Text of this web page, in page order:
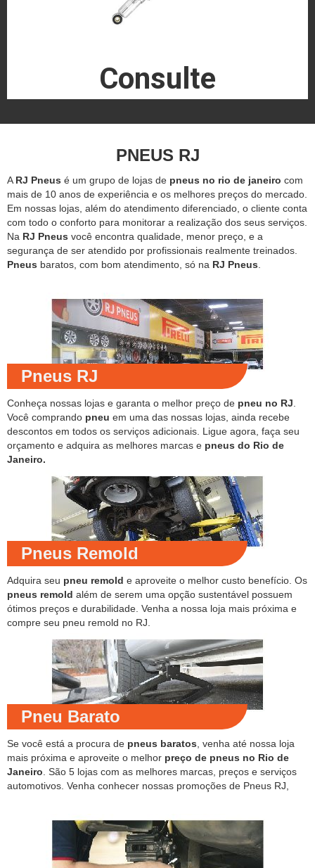
Consulte
PNEUS RJ
A RJ Pneus é um grupo de lojas de pneus no rio de janeiro com
mais de 10 anos de experiência e os melhores preços do mercado.
Em nossas lojas, além do atendimento diferenciado, o cliente conta
com todo o conforto para monitorar a realização dos seus serviços.
Na RJ Pneus você encontra qualidade, menor preço, e a
segurança de ser atendido por profissionais realmente treinados.
Pneus baratos, com bom atendimento, só na RJ Pneus
Pneus RJ
Conheça nossas lojas e garanta o melhor preço de pneu no RJ
Você comprando pneu em uma das nossas lojas, ainda recebe
descontos em todos os serviços adicionais. Ligue agora, faça seu
orçamento e adquira as melhores marcas e pneus do Rio de
Janeiro.
Pneus Remold
Adquira seu pneu remold e aproveite o melhor custo benefício. Os
pneus remold além de serem uma opção sustentável possuem
ótimos preços e durabilidade. Venha a nossa loja mais próxima e
compre seu pneu remold no RJ.
Pneu Barato
Se você está a procura de pneus baratos , venha até nossa loja
mais próxima e aproveite o melhor preço de pneus no Rio de
Janeiro . São 5 lojas com as melhores marcas, preços e serviços
automotivos. Venha conhecer nossas promoções de Pneus RJ,